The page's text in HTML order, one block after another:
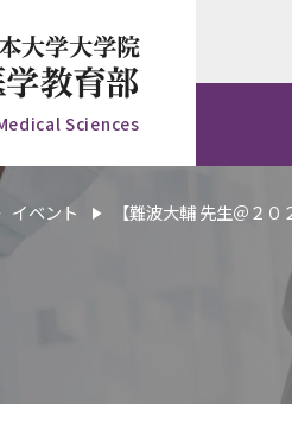
Sciences
イベント 【難波大輔 先生＠２